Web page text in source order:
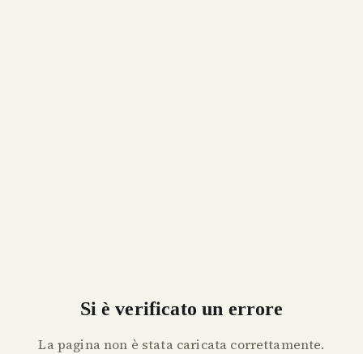
Si è verificato un errore
La pagina non è stata caricata correttamente.